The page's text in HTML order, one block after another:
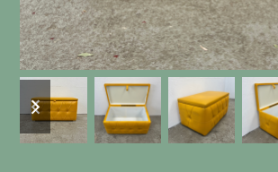
slide
slide